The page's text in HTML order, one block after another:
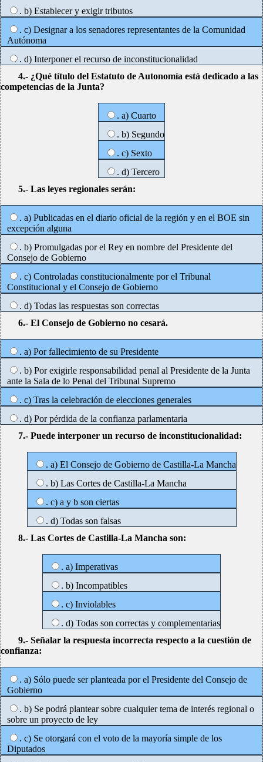
. b) Establecer y exigir tributos
. c) Designar a los senadores representantes de la Comunidad
Autónoma
. d) Interponer el recurso de inconstitucionalidad
4.- ¿Qué título del Estatuto de Autonomía está dedicado a las
competencias de la Junta?
. a) Cuarto
. b) Segundo
. c) Sexto
. d) Tercero
5.- Las leyes regionales serán:
. a) Publicadas en el diario oficial de la región y en el BOE sin
excepción alguna
. b) Promulgadas por el Rey en nombre del Presidente del
Consejo de Gobierno
. c) Controladas constitucionalmente por el Tribunal
Constitucional y el Consejo de Gobierno
. d) Todas las respuestas son correctas
6.- El Consejo de Gobierno no cesará.
. a) Por fallecimiento de su Presidente
. b) Por exigirle responsabilidad penal al Presidente de la Junta
ante la Sala de lo Penal del Tribunal Supremo
. c) Tras la celebración de elecciones generales
. d) Por pérdida de la confianza parlamentaria
7.- Puede interponer un recurso de inconstitucionalidad:
. a) El Consejo de Gobierno de Castilla-La Mancha
. b) Las Cortes de Castilla-La Mancha
. c) a y b son ciertas
. d) Todas son falsas
8.- Las Cortes de Castilla-La Mancha son:
. a) Imperativas
. b) Incompatibles
. c) Inviolables
. d) Todas son correctas y complementarias
9.- Señalar la respuesta incorrecta respecto a la cuestión de
confianza:
. a) Sólo puede ser planteada por el Presidente del Consejo de
Gobierno
. b) Se podrá plantear sobre cualquier tema de interés regional o
sobre un proyecto de ley
. c) Se otorgará con el voto de la mayoría simple de los
Diputados